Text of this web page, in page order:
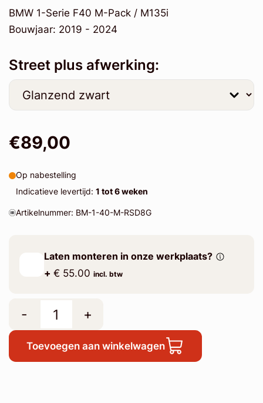
BMW 1-Serie F40 M-Pack / M135i
Bouwjaar: 2019 - 2024
Street plus afwerking:
€89,00
Op nabestelling
Indicatieve levertijd: 1 tot 6 weken
Artikelnummer: BM-1-40-M-RSD8G
Laten monteren in onze werkplaats?
+ € 55.00 incl. btw
- +
Toevoegen aan winkelwagen